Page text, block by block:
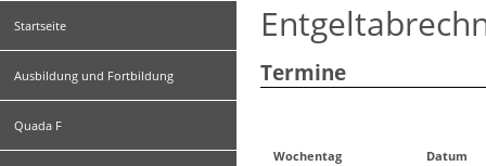
Startseite
Ausbildung und Fortbildung
Quada F
Termine
Wochentag Datum